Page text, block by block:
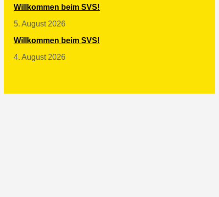
Willkommen beim SVS!
5. August 2026
Willkommen beim SVS!
4. August 2026